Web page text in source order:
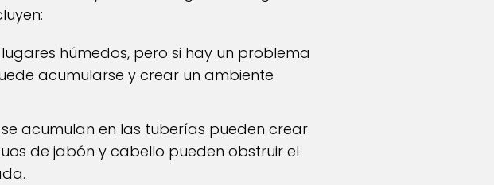
húmedos, pero si hay un problema
acumularse y crear un ambiente
acumulan en las tuberías pueden crear
de jabón y cabello pueden obstruir el